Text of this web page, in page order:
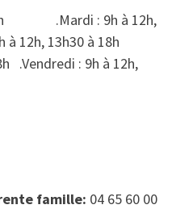
.Mardi : 9h à 12h,
12h, 13h30 à 18h
.Vendredi : 9h à 12h,
17h
famille: 04 65 60 00